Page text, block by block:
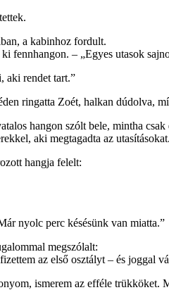
a kabinhoz fordult.
fennhangon. – „Egyes utasok
aki rendet tart.”
ringatta Zoét, halkan dúdolva,
hangon szólt bele, mintha csak
aki megtagadta az
hangja felelt:
nyolc perc késésünk van miatta.”
megszólalt:
az első osztályt – és joggal
ismerem az efféle trükköket.